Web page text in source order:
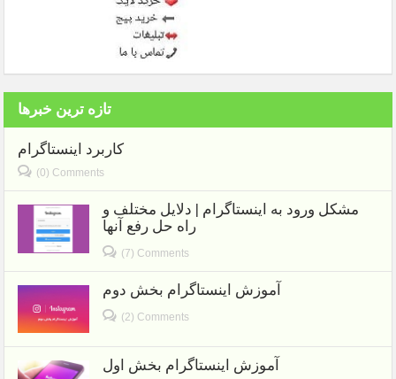
تازه ترین خبرها
کاربرد اینستاگرام
(0) Comments
مشکل ورود به اینستاگرام | دلایل مختلف و
راه حل رفع آنها
(7) Comments
آموزش اینستاگرام بخش دوم
(2) Comments
آموزش اینستاگرام بخش اول